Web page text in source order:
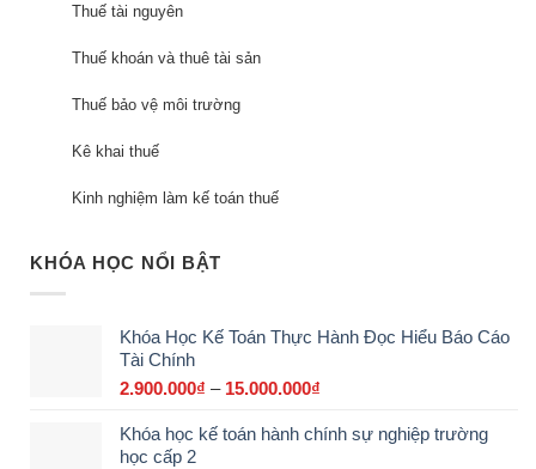
Thuế tài nguyên
Thuế khoán và thuê tài sản
Thuế bảo vệ môi trường
Kê khai thuế
Kinh nghiệm làm kế toán thuế
KHÓA HỌC NỔI BẬT
Khóa Học Kế Toán Thực Hành Đọc Hiểu Báo Cáo
Tài Chính
2.900.000₫ – 15.000.000₫
từ
Khóa học kế toán hành chính sự nghiệp trường
học cấp 2